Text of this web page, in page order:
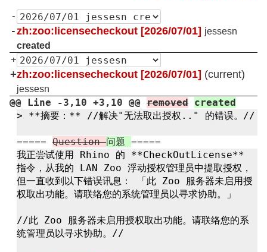
-
-zh:zoo:licensecheckout [2026/07/01] jessesn
created
+
+zh:zoo:licensecheckout [2026/07/01] (current)
jessesn
@@ Line -3,10 +3,10 @@ removed created
> **摘要：** //解决"无法取出授权.." 的错误。//
===== Question问题 =====
我正尝试使用 Rhino 的 **CheckOutLicense**
指令，从我的 LAN Zoo 浮动授权管理员中提取授权，
但一直收到以下错误讯息： 「此 Zoo 服务器未启用授
权取出功能。请联络您的系统管理员以寻求协助。」
//此 Zoo 服务器未启用授权取出功能。请联络您的系
统管理员以寻求协助。//